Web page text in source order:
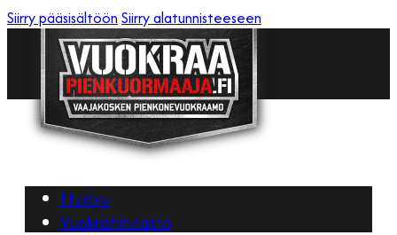
Siirry pääsisältöön Siirry alatunnisteeseen
Etusivu
Vuokrahinnasto